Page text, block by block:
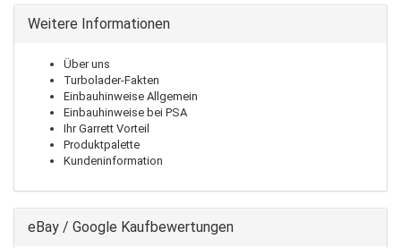
Weitere Informationen
Über uns
Turbolader-Fakten
Einbauhinweise Allgemein
Einbauhinweise bei PSA
Ihr Garrett Vorteil
Produktpalette
Kundeninformation
eBay / Google Kaufbewertungen